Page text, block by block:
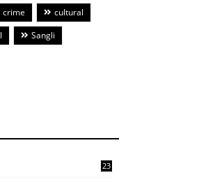
crime
cultural
Sangli
23